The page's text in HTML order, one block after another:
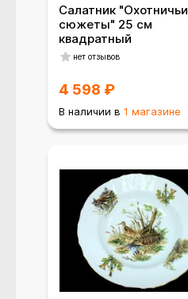
Салатник "Охотничьи
сюжеты" 25 см
квадратный
нет отзывов
4 598 ₽
В наличии в 1 магазине